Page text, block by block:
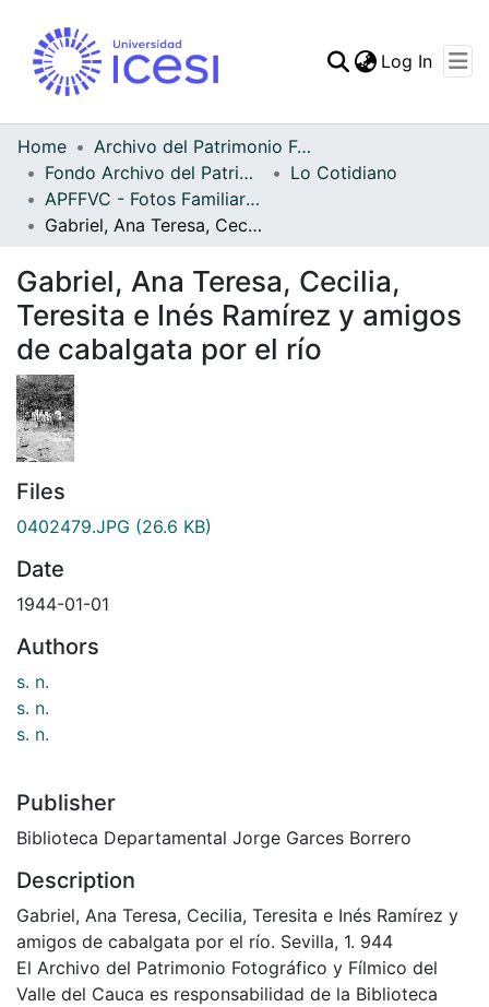
Statistics
Log In
Home
Archivo del Patrimonio Fotográfico y Fílmico del Valle del Cauca
Fondo Archivo del Patrimonio Fotográfico y Fílmico del Valle del Cauca
Lo Cotidiano
APFFVC - Fotos Familiares - Patrimonial
Gabriel, Ana Teresa, Cecilia, Teresita e Inés Ramírez y amigos de cabalgata por el río
Gabriel, Ana Teresa, Cecilia,
Teresita e Inés Ramírez y amigos
de cabalgata por el río
Files
0402479.JPG (26.6 KB)
Date
1944-01-01
Authors
s. n.
s. n.
s. n.
Publisher
Biblioteca Departamental Jorge Garces Borrero
Description
Gabriel, Ana Teresa, Cecilia, Teresita e Inés Ramírez y
amigos de cabalgata por el río. Sevilla, 1. 944
El Archivo del Patrimonio Fotográfico y Fílmico del
Valle del Cauca es responsabilidad de la Biblioteca